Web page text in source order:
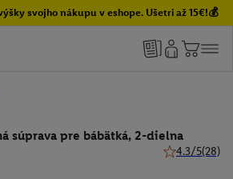
svojho nákupu v eshope. Ušetri až 15€!💰
súprava pre bábätká, 2-dielna
4.3/5(28)